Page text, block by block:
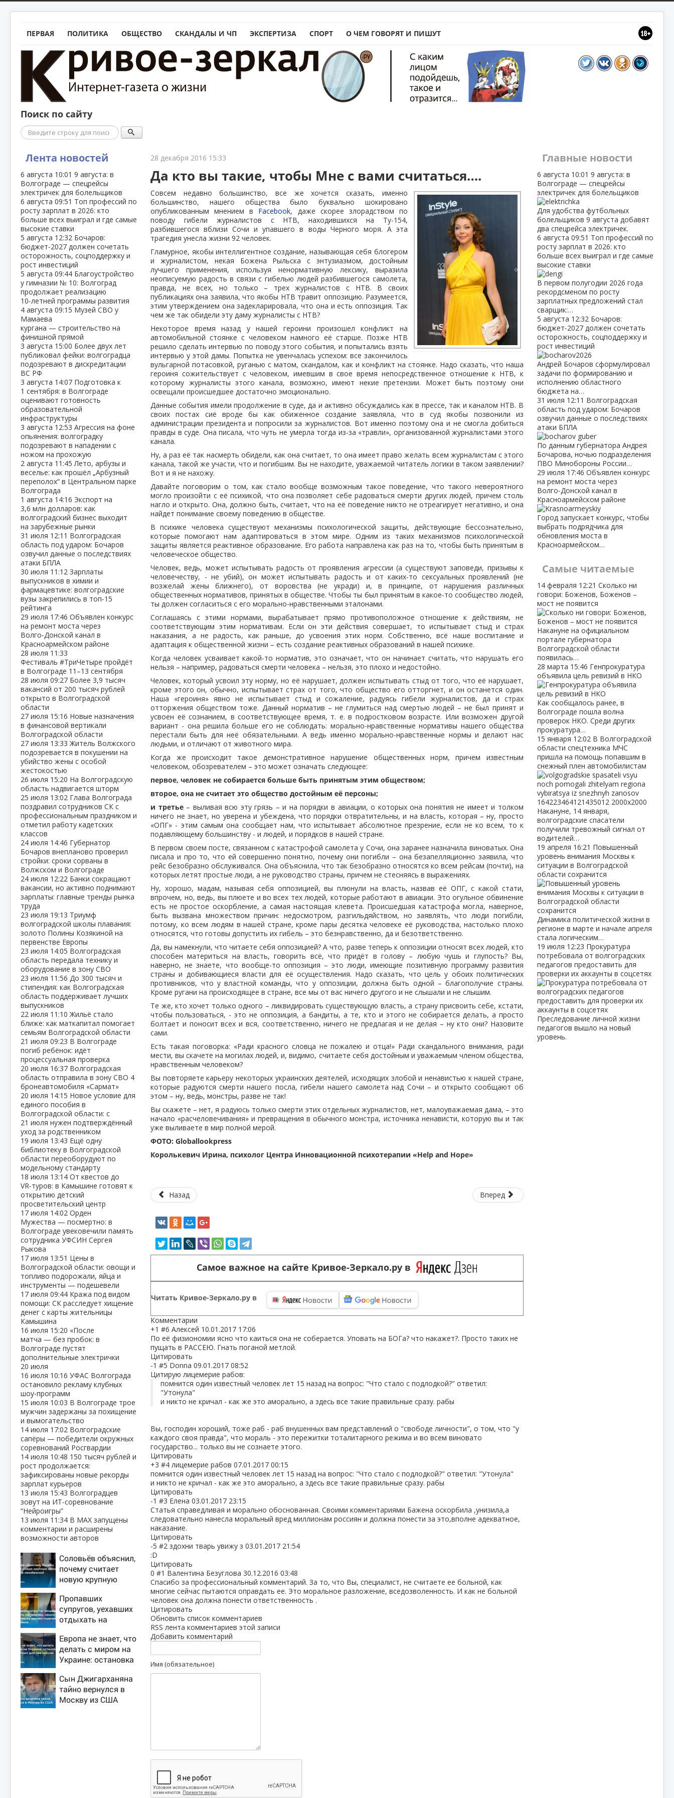
ПЕРВАЯ ПОЛИТИКА ОБЩЕСТВО СКАНДАЛЫ И ЧП ЭКСПЕРТИЗА СПОРТ О ЧЕМ ГОВОРЯТ И ПИШУТ
Поиск по сайту
Поиск
Лента новостей
6 августа 10:01 9 августа: в
Волгограде — спецрейсы
электричек для болельщиков
6 августа 09:51 Топ профессий по
росту зарплат в 2026: кто
больше всех выиграл и где самые
высокие ставки
5 августа 12:32 Бочаров:
бюджет‑2027 должен сочетать
осторожность, соцподдержку и
рост инвестиций
5 августа 09:44 Благоустройство
у гимназии № 10: Волгоград
продолжает реализацию
10‑летней программы развития
4 августа 09:15 Музей СВО у
Мамаева
кургана — строительство на
финишной прямой
3 августа 15:00 Более двух лет
публиковал фейки: волгоградца
подозревают в дискредитации
ВС РФ
3 августа 14:07 Подготовка к
1 сентября: в Волгограде
оценивают готовность
образовательной
инфраструктуры
3 августа 12:53 Агрессия на фоне
опьянения: волгоградку
подозревают в нападении с
ножом на прохожую
2 августа 11:45Лето, арбузы и
веселье: как прошёл „Арбузный
переполох“ в Центральном парке
Волгограда
1 августа 14:16 Экспорт на
3,6 млн долларов: как
волгоградский бизнес выходит
на зарубежные рынки
31 июля 12:11 Волгоградская
область под ударом: Бочаров
озвучил данные о последствиях
атаки БПЛА
30 июля 11:12 Зарплаты
выпускников в химии и
фармацевтике: волгоградские
вузы закрепились в топ‑15
рейтинга
29 июля 17:46 Объявлен конкурс
на ремонт моста через
Волго‑Донской канал в
Красноармейском районе
28 июля 11:33
Фестиваль #ТриЧетыре пройдёт
в Волгограде 11–13 сентября
28 июля 09:27 Более 3,9 тысяч
вакансий от 200 тысяч рублей
открыто в Волгоградской
области
27 июля 15:16 Новые назначения
в финансовой вертикали
Волгоградской области
27 июля 13:33Житель Волжского
подозревается в покушении на
убийство жены с особой
жестокостью
26 июля 15:20 На Волгоградскую
область надвигается шторм
25 июля 13:02 Глава Волгограда
поздравил сотрудников СК с
профессиональным праздником и
отметил работу кадетских
классов
24 июля 14:46 Губернатор
Бочаров внепланово проверил
стройки: сроки сорваны в
Волжском и Волгограде
24 июля 12:22 Банки сокращают
вакансии, но активно поднимают
зарплаты: главные тренды рынка
труда
23 июля 19:13 Триумф
волгоградской школы плавания:
золото Полины Козякиной на
первенстве Европы
23 июля 14:05 Волгоградская
область передала технику и
оборудование в зону СВО
23 июля 11:56 До 300 тысяч и
стипендия: как Волгоградская
область поддерживает лучших
выпускников
22 июля 11:10Жильё стало
ближе: как маткапитал помогает
семьям Волгоградской области
21 июля 09:23 В Волгограде
погиб ребёнок: идёт
процессуальная проверка
20 июля 16:37 Волгоградская
область отправила в зону СВО 4
бронеавтомобиля «Сармат»
20 июля 14:15 Новое условие для
единого пособия в
Волгоградской области: с
21 июля нужен подтверждённый
уход за родственником
19 июля 13:43 Ещё одну
библиотеку в Волгоградской
области переоборудуют по
модельному стандарту
18 июля 13:14 От квестов до
VR‑туров: в Камышине готовят к
открытию детский
просветительский центр
17 июля 14:02 Орден
Мужества — посмертно: в
Волгограде увековечили память
сотрудника УФСИН Сергея
Рыкова
17 июля 13:51 Цены в
Волгоградской области: овощи и
топливо подорожали, яйца и
инструменты — подешевели
17 июля 09:44 Кража под видом
помощи: СК расследует хищение
денег с карты жительницы
Камышина
16 июля 15:20 «После
матча — без пробок: в
Волгограде пустят
дополнительные электрички
20 июля
16 июля 10:16 УФАС Волгограда
остановило рекламу клубных
шоу‑программ
15 июля 10:03 В Волгограде трое
мужчин задержаны за похищение
и вымогательство
14 июля 17:02 Волгоградские
сапёры — победители окружных
соревнований Росгвардии
14 июля 10:48 150 тысяч рублей и
рост продолжается:
зафиксированы новые рекорды
зарплат курьеров
13 июля 15:43 Волгоградцев
зовут на ИТ‑соревнование
“Нейроигры”
13 июля 11:34 В МАХ запущены
комментарии и расширены
возможности авторов
Соловьёв объяснил,
почему считает
новую крупную
неизбежной
Пропавших
супругов, уехавших
отдыхать на
мертвыми на
заднем сиденье
автомобиля
Европа не знает, что
делать с миром на
Украине: остановка
хаосом
Сын Джигарханяна
тайно вернулся в
Москву из США
28 декабря 2016 15:33
Да кто вы такие, чтобы Мне с вами считаться….
Совсем недавно большинство, все же хочется сказать, именно
большинство, нашего общества было буквально шокировано
опубликованным мнением в Facebook, даже скорее злорадством по
поводу гибели журналистов с НТВ, находившихся на Ту-154,
разбившегося вблизи Сочи и упавшего в воды Черного моря. А эта
трагедия унесла жизни 92 человек.
Гламурное, якобы интеллигентное создание, называющая себя блогером
и журналистом, некая Божена Рыльска с энтузиазмом, достойным
лучшего применения, используя ненормативную лексику, выразила
неописуемую радость в связи с гибелью людей разбившегося самолета,
правда, не всех, но только – трех журналистов с НТВ. В своих
публикациях она заявила, что якобы НТВ травит оппозицию. Разумеется,
этим утверждением она задекларировала, что она и есть оппозиция. Так
чем же так обидели эту даму журналисты с НТВ?
Некоторое время назад у нашей героини произошел конфликт на
автомобильной стоянке с человеком намного её старше. Позже НТВ
решило сделать интервью по поводу этого события, и попытались взять
интервью у этой дамы. Попытка не увенчалась успехом: все закончилось
вульгарной потасовкой, руганью с матом, скандалом, как и конфликт на стоянке. Надо сказать, что наша
героиня сожительствует с человеком, имевшим в свое время непосредственное отношение к НТВ, к
которому журналисты этого канала, возможно, имеют некие претензии. Может быть поэтому они
освещали происшедшее достаточно эмоционально.
Данные события имели продолжение в суде, да и активно обсуждались как в прессе, так и каналом НТВ. В
своих постах сиё вроде бы как обиженное создание заявляла, что в суд якобы позвонили из
администрации президента и попросили за журналистов. Вот именно поэтому она и не смогла добиться
правды в суде. Она писала, что чуть не умерла тогда из-за «травли», организованной журналистами этого
канала.
Ну, а раз её так насмерть обидели, как она считает, то она имеет право желать всем журналистам с этого
канала, такой же участи, что и погибшим. Вы не находите, уважаемой читатель логики в таком заявлении?
Вот и я не нахожу.
Давайте поговорим о том, как стало вообще возможным такое поведение, что такого невероятного
могло произойти с её психикой, что она позволяет себе радоваться смерти других людей, причем столь
нагло и открыто. Она, должно быть, считает, что на её поведение никто не отреагирует негативно, и она
найдет понимание своему поведению в обществе.
В психике человека существуют механизмы психологической защиты, действующие бессознательно,
которые помогают нам адаптироваться в этом мире. Одним из таких механизмов психологической
защиты является реактивное образование. Его работа направлена как раз на то, чтобы быть принятым в
человеческое общество.
Человек, ведь, может испытывать радость от проявления агрессии (а существуют заповеди, призывы к
человечеству, - не убий), он может испытывать радость и от каких-то сексуальных проявлений (не
возжелай жены ближнего), от воровства (не укради) и, в принципе, от нарушения различных
общественных нормативов, принятых в обществе. Чтобы ты был принятым в какое-то сообщество людей,
ты должен согласиться с его морально-нравственными эталонами.
Соглашаясь с этими нормами, вырабатывает прямо противоположное отношение к действиям, не
соответствующим этим нормативам. Если он эти действия совершает, то испытывает стыд и страх
наказания, а не радость, как раньше, до усвоения этих норм. Собственно, всё наше воспитание и
адаптация к общественной жизни – есть создание реактивных образований в нашей психике.
Когда человек усваивает какой-то норматив, это означает, что он начинает считать, что нарушать его
нельзя – например, радоваться смерти человека – нельзя, это плохо и недостойно.
Человек, который усвоил эту норму, но её нарушает, должен испытывать стыд от того, что её нарушает,
кроме этого он, обычно, испытывает страх от того, что общество его отторгнет, и он останется один.
Наша «героиня» явно не испытывает стыд и сожаление, радуясь гибели журналистов, да и страх
отторжения обществом тоже. Данный норматив – не глумиться над смертью людей – не был принят и
усвоен её сознанием, в соответствующее время, т. е. в подростковом возрасте. Или возможен другой
вариант - она решила больше его не соблюдать: морально-нравственные нормативы нашего общества
перестали быть для неё обязательными. А ведь именно морально-нравственные нормы и делают нас
людьми, и отличают от животного мира.
Когда же происходит такое демонстративное нарушение общественных норм, причем известным
человеком, обозревателем – это может означать следующее:
первое, человек не собирается больше быть принятым этим обществом;
второе, она не считает это общество достойным её персоны;
и третье– выливая всю эту грязь – и на порядки в авиации, о которых она понятия не имеет и толком
ничего не знает, но уверена и убеждена, что порядки отвратительны, и на власть, которая – ну, просто
«ОПГ» - этим самым она сообщает нам, что испытывает абсолютное презрение, если не ко всем, то к
подавляющему большинству - и людей, и порядков в нашей стране.
В первом своем посте, связанном с катастрофой самолета у Сочи, она заранее назначила виноватых. Она
писала и про то, что ей совершенно понятно, почему они погибли – она безапелляционно заявила, что
рейс безобразно обслуживался. Она объяснила, что так безобразно относятся ко всем рейсам (почти), на
которых летят простые люди, а не руководство страны, причем не стесняясь в выражениях.
Ну, хорошо, мадам, называя себя оппозицией, вы плюнули на власть, назвав её ОПГ, с какой стати,
впрочем, но, ведь, вы плюете и во всех тех людей, которые работают в авиации. Это огульное обвинение
есть не простое оскорбление, а самая настоящая клевета. Происшедшая катастрофа могла, наверное,
быть вызвана множеством причин: недосмотром, разгильдяйством, но заявлять, что люди погибли,
потому, ко всем людям в нашей стране, кроме пары десятка человеке её руководства, настолько плохо
относятся, что готовы допустить их гибель – это безнравственно, да и безответственно.
Да, вы намекнули, что читаете себя оппозицией? А что, разве теперь к оппозиции относят всех людей, кто
способен материться на власть, говорить всё, что придёт в голову – любую чушь и глупость? Вы,
наверно, не знаете, что вообще-то оппозиция – это люди, имеющие позитивную программу развития
страны и добивающиеся власти для её осуществления. Надо сказать, что цель у обоих политических
противников, что у властной команды, что у оппозиции, должна быть одной – благополучие страны.
Кроме ругани на происходящее в стране, все мы от вас ничего другого и не слышали и не слышим.
Те же, кто хочет только одного – ликвидировать существующую власть, а страну присвоить себе, кстати,
чтобы пользоваться, - это не оппозиция, а бандиты, а те, кто и этого не собирается делать, а просто
болтает и поносит всех и вся, соответственно, ничего не предлагая и не делая – ну кто они? Назовите
сами.
Есть такая поговорка: «Ради красного словца не пожалею и отца!» Ради скандального внимания, ради
мести, вы скачете на могилах людей, и, видимо, считаете себя достойным и уважаемым членом общества,
нравственным человеком?
Вы повторяете карьеру некоторых украинских деятелей, исходящих злобой и ненавистью к нашей стране,
которые радуются смерти нашего посла, гибели нашего самолета над Сочи – и открыто сообщают об
этом – ну, ведь, монстры, разве не так!
Вы скажете – нет, я радуюсь только смерти этих отдельных журналистов, нет, малоуважаемая дама, – это
начало «расчеловечивания» и превращения в обычного монстра, источника ненависти, которую вы и так
уже выливаете в мир полной мерой.
ФОТО: Globallookpress
Королькевич Ирина, психолог Центра Инновационной психотерапии «Help and Hope»
Назад Вперед
Самое важное на сайте Кривое-Зеркало.ру в
Читать Кривое-Зеркало.ру в
Комментарии
+1 #6 Алексей 10.01.2017 17:06
По её физиономии ясно что каиться она не соберается. Уповать на БОГа? что накажет?. Просто таких не
пущать в РАССЕЮ. Гнать поганой метлой.
Цитировать
-1 #5 Donna 09.01.2017 08:52
Цитирую лицемерие рабов:
помнится один известный человек лет 15 назад на вопрос: "Что стало с подлодкой?" ответил:
"Утонула"
и никто не кричал - как же это аморально, а здесь все такие правильные сразу. рабы
Вы, господин хороший, тоже раб - раб внушенных вам представлений о "свободе личности", о том, что "у
каждого своя правда", что мораль - это пережитки тоталитарного режима и во всем виновато
государство... только вы не сознаете этого.
Цитировать
+3 #4 лицемерие рабов 07.01.2017 00:15
помнится один известный человек лет 15 назад на вопрос: "Что стало с подлодкой?" ответил: "Утонула"
и никто не кричал - как же это аморально, а здесь все такие правильные сразу. рабы
Цитировать
-1 #3 Елена 03.01.2017 23:15
Статья справедливая и морально обоснованная. Своими комментариями Бажена оскорбила ,унизила,а
следовательно нанесла моральный вред миллионам россиян и должна понести за это,вполне адекватное,
наказание.
Цитировать
-5 #2 здохни тварь увижу з 03.01.2017 21:54
:D
Цитировать
0 #1 Валентина Безуглова 30.12.2016 03:48
Спасибо за профессиональный комментарий. За то, что Вы, специалист, не считаете ее больной, как
многие сейчас пытаются оправдать ее. Это моральное разложение, вседозволенность. И как не больной
человек она должна понести ответственность .
Цитировать
Обновить список комментариев
RSS лента комментариев этой записи
Добавить комментарий
Имя (обязательное)
Главные новости
6 августа 10:01 9 августа: в
Волгограде — спецрейсы
электричек для болельщиков
Для удобства футбольных
болельщиков 9 августа добавят
два спецрейса электричек.
6 августа 09:51 Топ профессий по
росту зарплат в 2026: кто
больше всех выиграл и где самые
высокие ставки
В первом полугодии 2026 года
рекордсменом по росту
зарплатных предложений стал
сварщик:…
5 августа 12:32 Бочаров:
бюджет‑2027 должен сочетать
осторожность, соцподдержку и
рост инвестиций
Андрей Бочаров сформулировал
задачи по формированию и
исполнению областного
бюджета на…
31 июля 12:11 Волгоградская
область под ударом: Бочаров
озвучил данные о последствиях
атаки БПЛА
По данным губернатора Андрея
Бочарова, ночью подразделения
ПВО Минобороны России…
29 июля 17:46 Объявлен конкурс
на ремонт моста через
Волго‑Донской канал в
Красноармейском районе
Город запускает конкурс, чтобы
выбрать подрядчика для
обновления моста в
Красноармейском…
Самые читаемые
14 февраля 12:21 Сколько ни
говори: Боженов, Боженов –
мост не появится
Накануне на официальном
портале губернатора
Волгоградской области
появилась…
28 марта 15:46 Генпрокуратура
объявила цель ревизий в НКО
Как сообщалось ранее, в
Волгограде пошла волна
проверок НКО. Среди других
прокуратура…
15 января 12:02 В Волгоградской
области спецтехника МЧС
пришла на помощь попавшим в
снежный плен автомобилистам
Накануне, 14 января,
волгоградские спасатели
получили тревожный сигнал от
водителей…
19 апреля 16:21 Повышенный
уровень внимания Москвы к
ситуации в Волгоградской
области сохранится
Динамика политической жизни в
регионе в марте и начале апреля
стала логическим…
19 июля 12:23 Прокуратура
потребовала от волгоградских
педагогов предоставить для
проверки их аккаунты в соцсетях
Преследование личной жизни
педагогов вышло на новый
уровень.